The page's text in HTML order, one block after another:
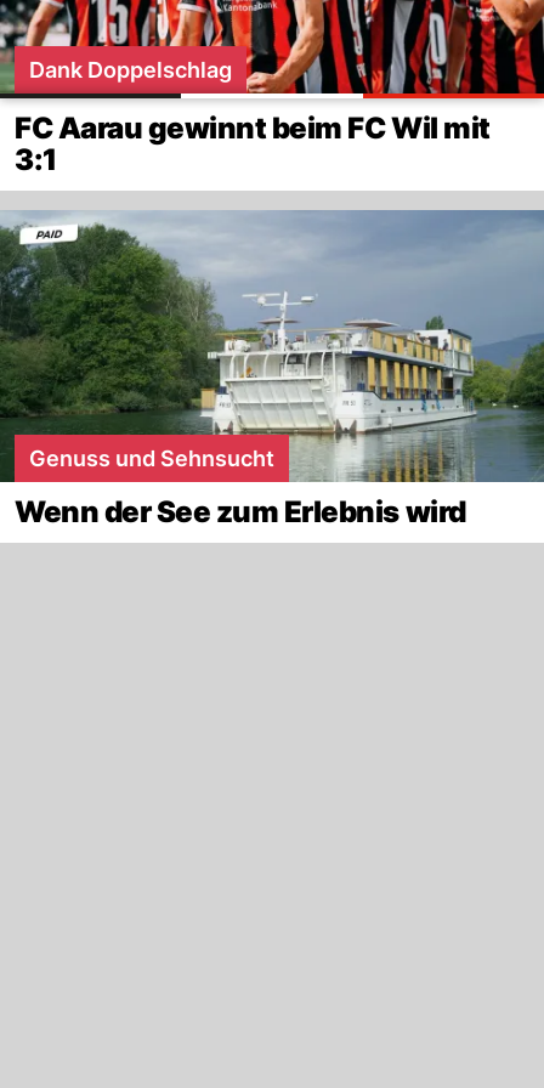
Dank Doppelschlag
FC Aarau gewinnt beim FC Wil mit
3:1
Genuss und Sehnsucht
Wenn der See zum Erlebnis wird